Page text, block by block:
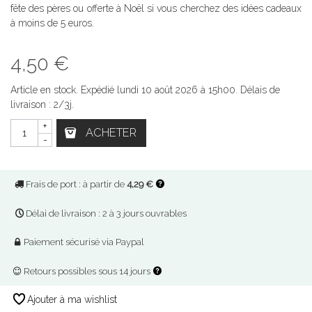
fête des pères ou offerte à Noël si vous cherchez des idées cadeaux
à moins de 5 euros.
4,50 €
Article en stock. Expédié lundi 10 août 2026 à 15h00. Délais de
livraison : 2/3j.
-
+ ACHETER
Frais de port : à partir de 4,29 €
Délai de livraison : 2 à 3 jours ouvrables
Paiement sécurisé via Paypal
Retours possibles sous 14 jours
Ajouter à ma wishlist